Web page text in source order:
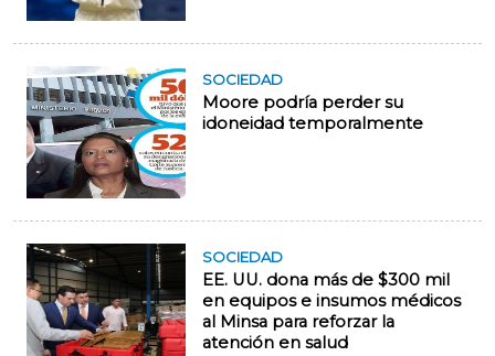
SOCIEDAD
Moore podría perder su
idoneidad temporalmente
SOCIEDAD
EE. UU. dona más de $300 mil
en equipos e insumos médicos
al Minsa para reforzar la
atención en salud